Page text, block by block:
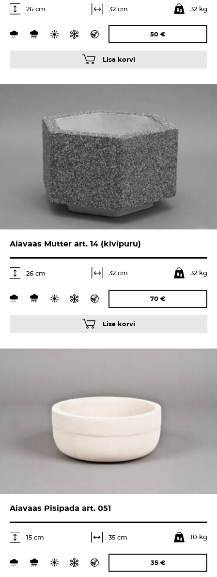
26 cm 32 cm 32 kg
50 €
Lisa korvi
Aiavaas Mutter art. 14 (kivipuru)
26 cm 32 cm 32 kg
70 €
Lisa korvi
Aiavaas Pisipada art. 051
15 cm 35 cm 10 kg
35 €